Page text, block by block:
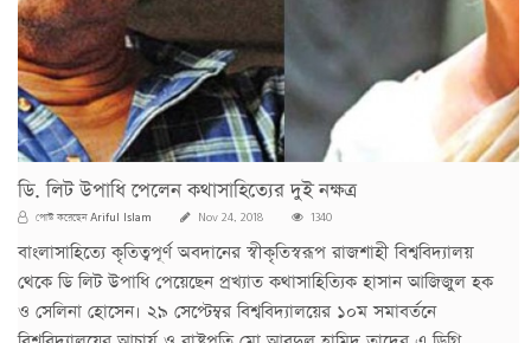
ডি. লিট উপাধি পেলেন কথাসাহিত্যের দুই নক্ষত্র
পোস্ট করেছেনAriful Islam Nov 24, 2018 1340
বাংলাসাহিত্যে কৃতিত্বপূর্ণ অবদানের স্বীকৃতিস্বরূপ রাজশাহী বিশ্ববিদ্যালয়
থেকে ডি লিট উপাধি পেয়েছেন প্রখ্যাত কথাসাহিত্যিক হাসান আজিজুল হক
ও সেলিনা হোসেন। ২৯ সেপ্টেম্বর বিশ্ববিদ্যালয়ের ১০ম সমাবর্তনে